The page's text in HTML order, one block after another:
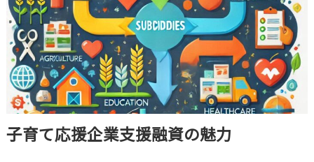
子育て応援企業支援融資の魅力